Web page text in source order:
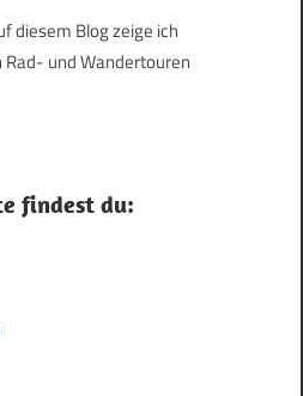
diesem Blog zeige ich
und Wandertouren
findest du: